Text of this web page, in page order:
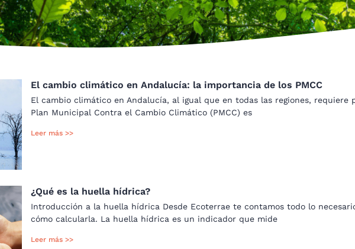
El cambio climático en Andalucía: la importancia de los PMCC
El cambio climático en Andalucía, al igual que en todas las regiones, requiere
Plan Municipal Contra el Cambio Climático (PMCC) es
Leer más >>
¿Qué es la huella hídrica?
Introducción a la huella hídrica Desde Ecoterrae te contamos todo lo
cómo calcularla. La huella hídrica es un indicador que mide
Leer más >>